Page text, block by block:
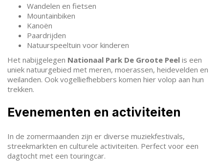
Wandelen en fietsen
Mountainbiken
Kanoën
Paardrijden
Natuurspeeltuin voor kinderen
Het nabijgelegen Nationaal Park De Groote Peel is een
uniek natuurgebied met meren, moerassen, heidevelden en
weilanden. Ook vogelliefhebbers komen hier volop aan hun
trekken.
Evenementen en activiteiten
In de zomermaanden zijn er diverse muziekfestivals,
streekmarkten en culturele activiteiten. Perfect voor een
dagtocht met een touringcar.